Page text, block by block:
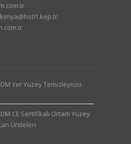
DM Yer Yüzey Temizleyicisi
DM CE Sertifikalı Ortam Yüzey
Üniteleri